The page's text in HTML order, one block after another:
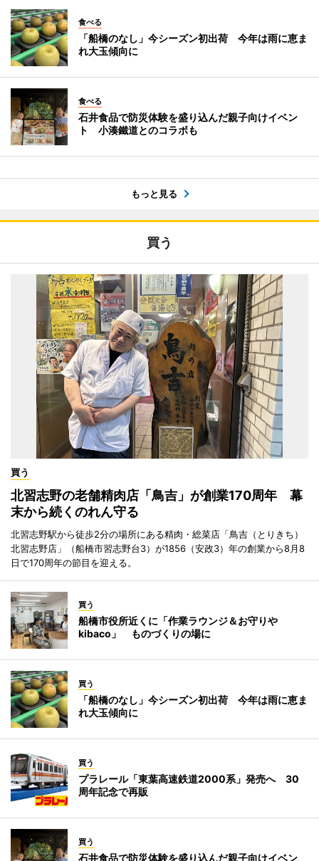
食べる
「船橋のなし」今シーズン初出荷 今年は雨に恵ま
れ大玉傾向に
食べる
石井食品で防災体験を盛り込んだ親子向けイベン
ト 小湊鐵道とのコラボも
もっと見る
買う
買う
北習志野の老舗精肉店「鳥吉」が創業170周年 幕
末から続くのれん守る
北習志野駅から徒歩2分の場所にある精肉・総菜店「鳥吉（とりきち）
北習志野店」（船橋市習志野台3）が1856（安政3）年の創業から8月8
日で170周年の節目を迎える。
買う
船橋市役所近くに「作業ラウンジ＆お守りや
kibaco」 ものづくりの場に
買う
「船橋のなし」今シーズン初出荷 今年は雨に恵ま
れ大玉傾向に
買う
プラレール「東葉高速鉄道2000系」発売へ 30
周年記念で再販
買う
石井食品で防災体験を盛り込んだ親子向けイベン